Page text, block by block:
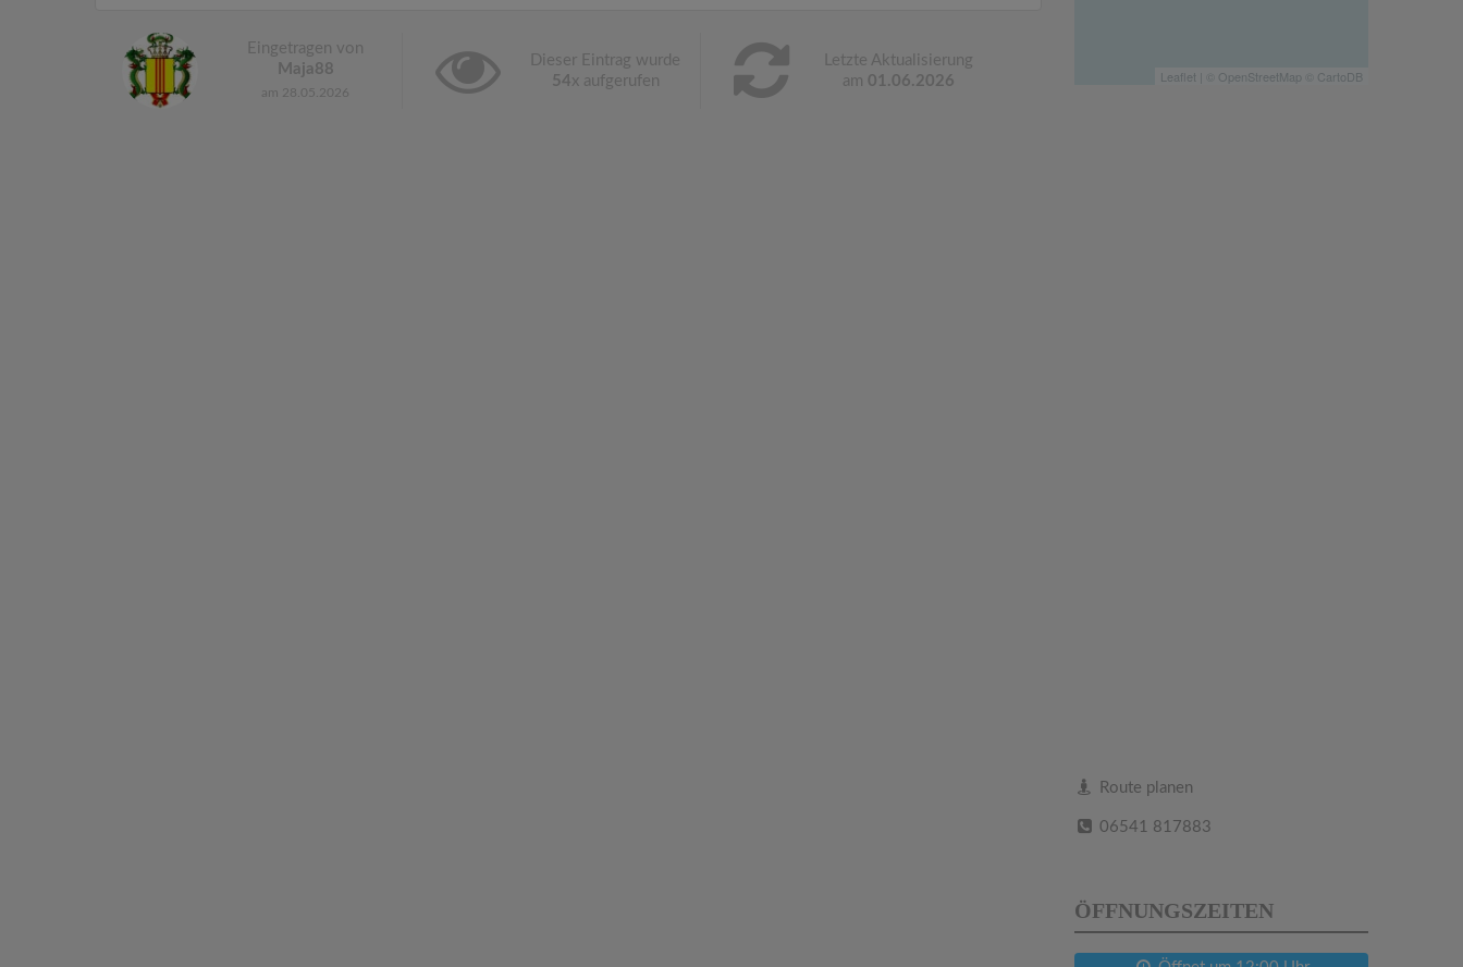
Eingetragen von
Maja88
am 28.05.2026
Dieser Eintrag wurde
54x aufgerufen
Letzte Aktualisierung
am 01.06.2026 Leaflet OpenStreetMap CartoDB
Route planen
06541 817883
ÖFFNUNGSZEITEN